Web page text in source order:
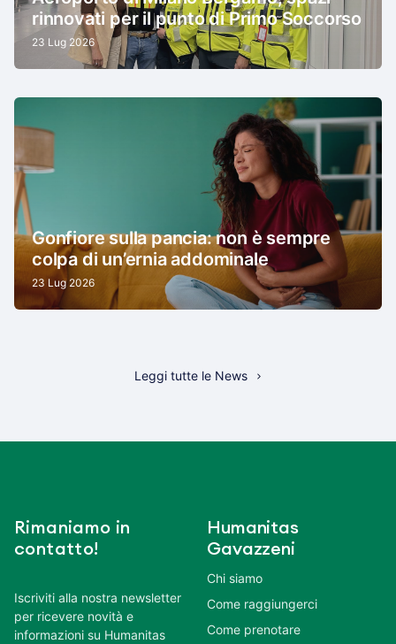
rinnovati per il punto di Primo Soccorso
23 Lug 2026
Gonfiore sulla pancia: non è sempre
colpa di un’ernia addominale
23 Lug 2026
Leggi tutte le News
Rimaniamo in
contatto!
Iscriviti alla nostra newsletter
per ricevere novità e
informazioni su Humanitas
Humanitas
Gavazzeni
Chi siamo
Come raggiungerci
Come prenotare